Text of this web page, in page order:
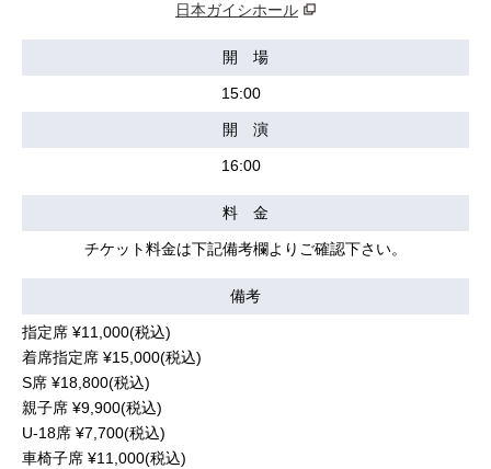
日本ガイシホール
開 場
15:00
開 演
16:00
料 金
チケット料金は下記備考欄よりご確認下さい。
備考
指定席 ¥11,000(税込)
着席指定席 ¥15,000(税込)
S席 ¥18,800(税込)
親子席 ¥9,900(税込)
U-18席 ¥7,700(税込)
車椅子席 ¥11,000(税込)